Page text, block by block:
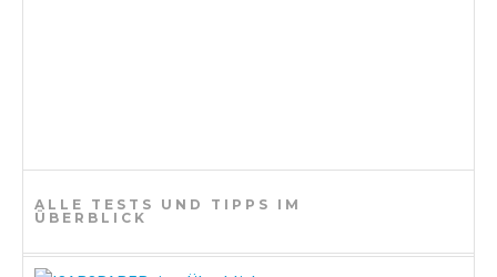
ALLE TESTS UND TIPPS IM
ÜBERBLICK